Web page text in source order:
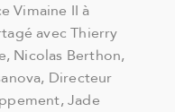
Vimaine II à
avec Thierry
Nicolas Berthon,
Directeur
Jade